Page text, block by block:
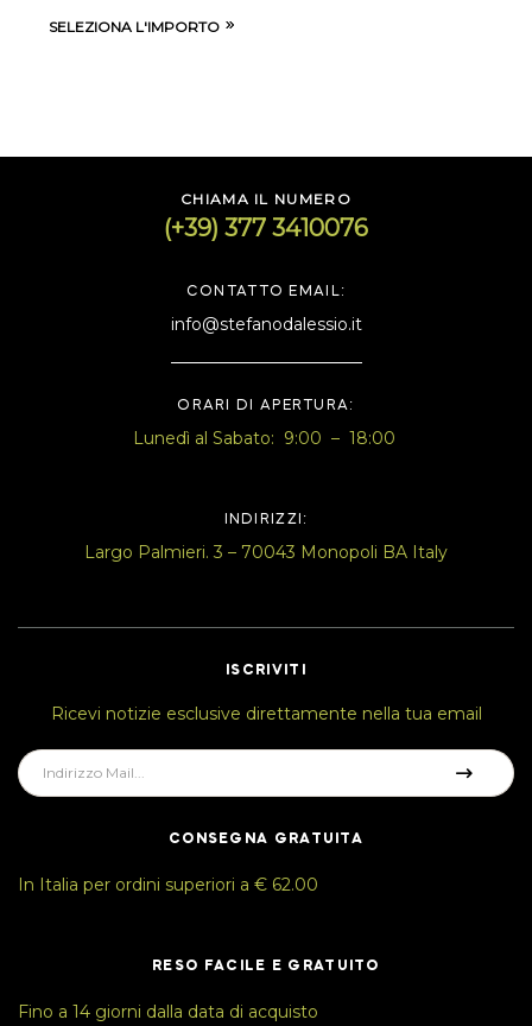
SELEZIONA L'IMPORTO
CHIAMA IL NUMERO
(+39) 377 3410076
CONTATTO EMAIL:
info@stefanodalessio.it
ORARI DI APERTURA:
Lunedì al Sabato: 9:00 – 18:00
INDIRIZZI:
Largo Palmieri. 3 – 70043 Monopoli BA Italy
ISCRIVITI
Ricevi notizie esclusive direttamente nella tua email
CONSEGNA GRATUITA
In Italia per ordini superiori a € 62.00
RESO FACILE E GRATUITO
Fino a 14 giorni dalla data di acquisto